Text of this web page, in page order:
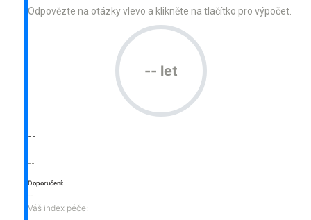
Odpovězte na otázky vlevo a klikněte na tlačítko pro výpočet.
-- let
--
--
Doporučení:
--
Váš index péče: